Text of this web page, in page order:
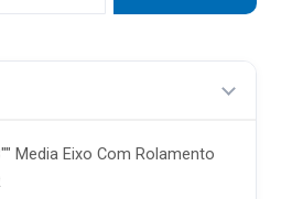
Media Eixo Com Rolamento